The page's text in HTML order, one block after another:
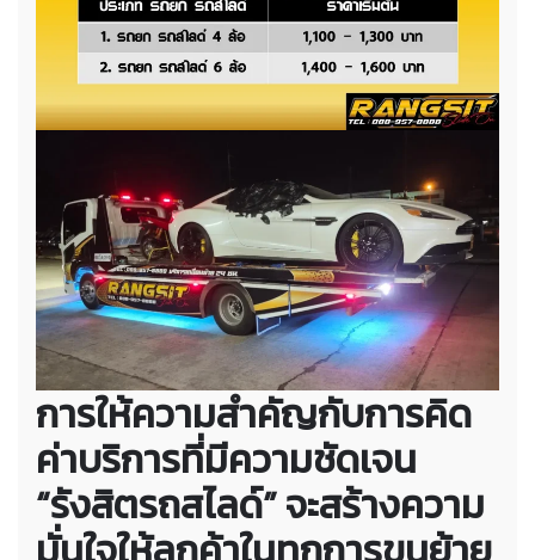
การให้ความสำคัญกับการคิด
ค่าบริการที่มีความชัดเจน
“รังสิตรถสไลด์” จะสร้างความ